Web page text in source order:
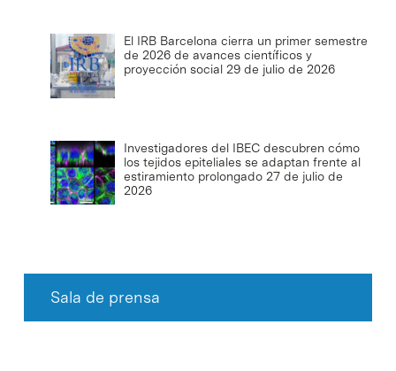
El IRB Barcelona cierra un primer semestre
de 2026 de avances científicos y
proyección social 29 de julio de 2026
Investigadores del IBEC descubren cómo
los tejidos epiteliales se adaptan frente al
estiramiento prolongado 27 de julio de
2026
Sala de prensa